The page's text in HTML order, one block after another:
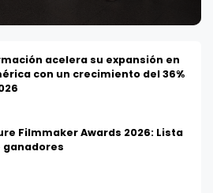
acelera su expansión en
con un crecimiento del 36%
Filmmaker Awards 2026: Lista
ganadores